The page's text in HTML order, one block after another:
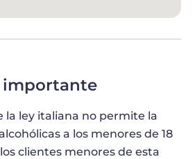
SITUADAS EN LAS
ALREDEDORES DE
te llevaremos allí! En este tour
ellas, y todas son líderes en la
hace cientos de años. Las
más grandes, y podrás
y degustar sus vinos
importante
la ley italiana no permite la
a los menores de 18
clientes menores de esta